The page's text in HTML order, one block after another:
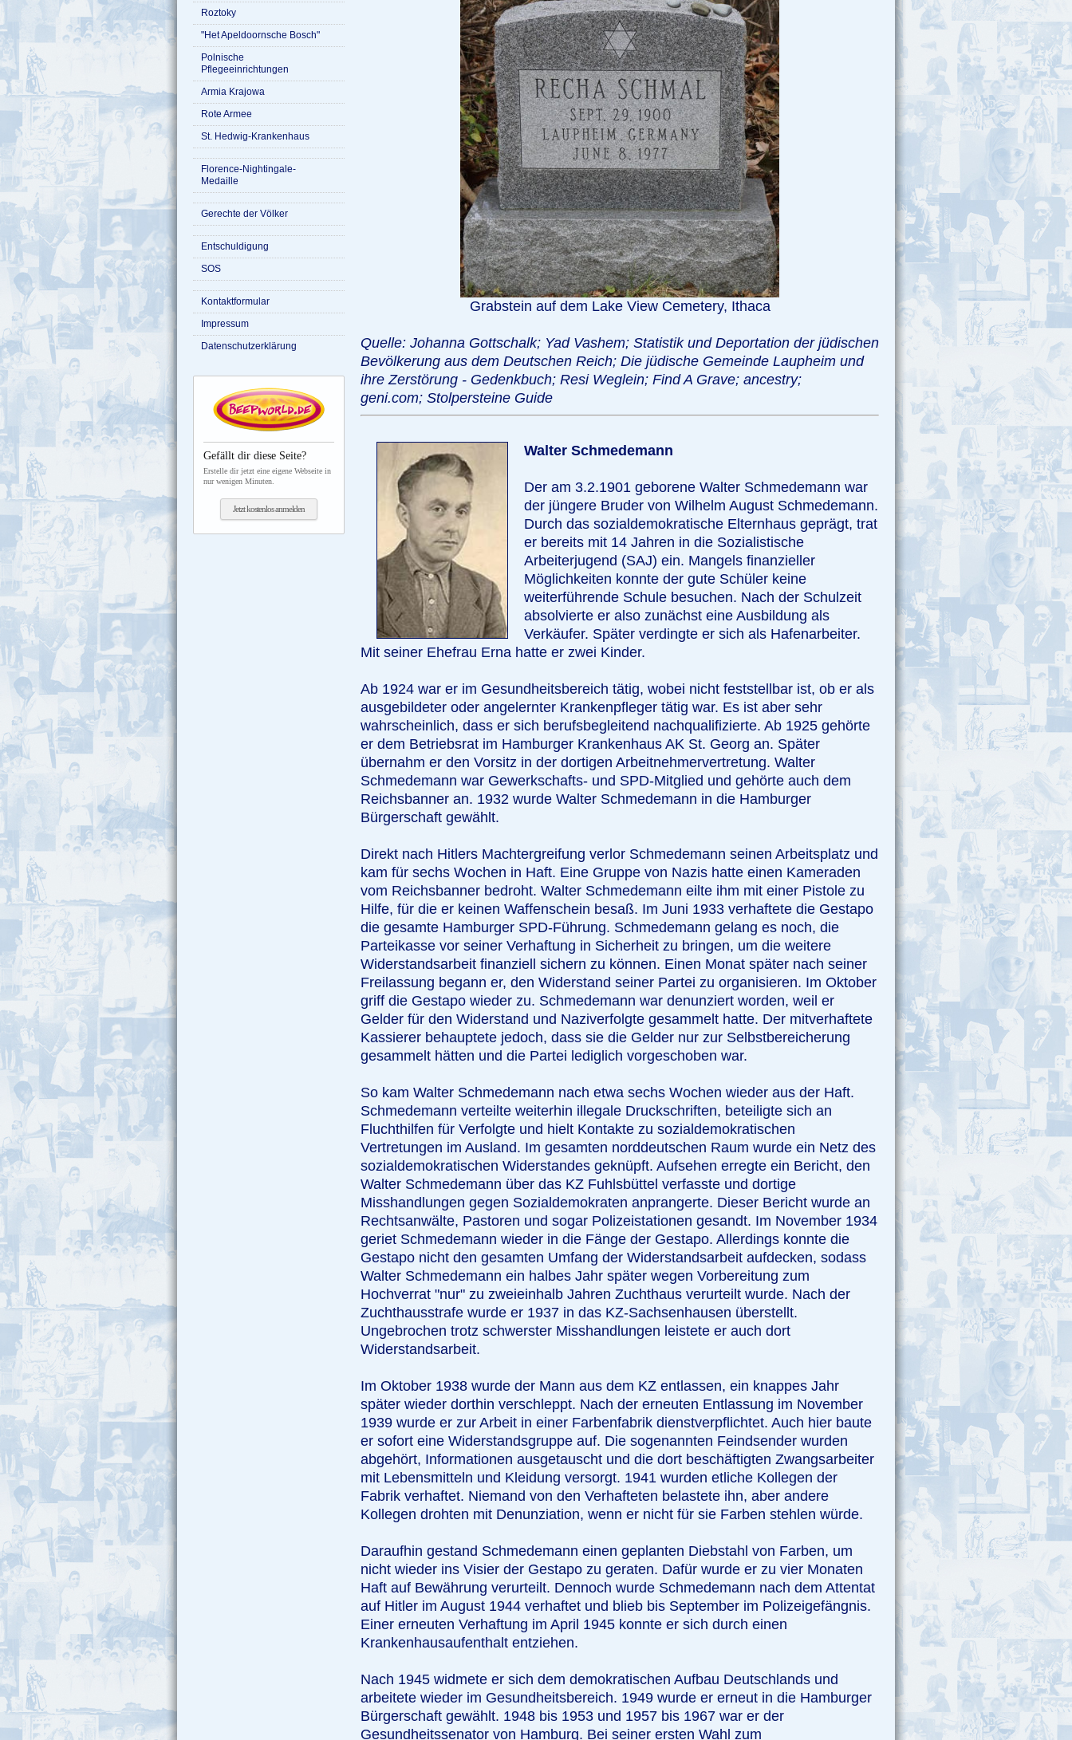
Roztoky
"Het Apeldoornsche Bosch"
Polnische
Pflegeeinrichtungen
Armia Krajowa
Rote Armee
St. Hedwig-Krankenhaus
Florence-Nightingale-
Medaille
Gerechte der Völker
Entschuldigung
SOS
Kontaktformular
Impressum
Datenschutzerklärung
Gefällt dir diese Seite?
Erstelle dir jetzt eine eigene Webseite in
nur wenigen Minuten.
Jetzt kostenlos anmelden
Grabstein auf dem Lake View Cemetery, Ithaca
Quelle: Johanna Gottschalk; Yad Vashem; Statistik und Deportation der jüdischen
Bevölkerung aus dem Deutschen Reich; Die jüdische Gemeinde Laupheim und
ihre Zerstörung - Gedenkbuch; Resi Weglein; Find A Grave; ancestry;
geni.com; Stolpersteine Guide
Walter Schmedemann
Der am 3.2.1901 geborene Walter Schmedemann war
der jüngere Bruder von Wilhelm August Schmedemann.
Durch das sozialdemokratische Elternhaus geprägt, trat
er bereits mit 14 Jahren in die Sozialistische
Arbeiterjugend (SAJ) ein. Mangels finanzieller
Möglichkeiten konnte der gute Schüler keine
weiterführende Schule besuchen. Nach der Schulzeit
absolvierte er also zunächst eine Ausbildung als
Verkäufer. Später verdingte er sich als Hafenarbeiter.
Mit seiner Ehefrau Erna hatte er zwei Kinder.
Ab 1924 war er im Gesundheitsbereich tätig, wobei nicht feststellbar ist, ob er als
ausgebildeter oder angelernter Krankenpfleger tätig war. Es ist aber sehr
wahrscheinlich, dass er sich berufsbegleitend nachqualifizierte. Ab 1925 gehörte
er dem Betriebsrat im Hamburger Krankenhaus AK St. Georg an. Später
übernahm er den Vorsitz in der dortigen Arbeitnehmervertretung. Walter
Schmedemann war Gewerkschafts- und SPD-Mitglied und gehörte auch dem
Reichsbanner an. 1932 wurde Walter Schmedemann in die Hamburger
Bürgerschaft gewählt.
Direkt nach Hitlers Machtergreifung verlor Schmedemann seinen Arbeitsplatz und
kam für sechs Wochen in Haft. Eine Gruppe von Nazis hatte einen Kameraden
vom Reichsbanner bedroht. Walter Schmedemann eilte ihm mit einer Pistole zu
Hilfe, für die er keinen Waffenschein besaß. Im Juni 1933 verhaftete die Gestapo
die gesamte Hamburger SPD-Führung. Schmedemann gelang es noch, die
Parteikasse vor seiner Verhaftung in Sicherheit zu bringen, um die weitere
Widerstandsarbeit finanziell sichern zu können. Einen Monat später nach seiner
Freilassung begann er, den Widerstand seiner Partei zu organisieren. Im Oktober
griff die Gestapo wieder zu. Schmedemann war denunziert worden, weil er
Gelder für den Widerstand und Naziverfolgte gesammelt hatte. Der mitverhaftete
Kassierer behauptete jedoch, dass sie die Gelder nur zur Selbstbereicherung
gesammelt hätten und die Partei lediglich vorgeschoben war.
So kam Walter Schmedemann nach etwa sechs Wochen wieder aus der Haft.
Schmedemann verteilte weiterhin illegale Druckschriften, beteiligte sich an
Fluchthilfen für Verfolgte und hielt Kontakte zu sozialdemokratischen
Vertretungen im Ausland. Im gesamten norddeutschen Raum wurde ein Netz des
sozialdemokratischen Widerstandes geknüpft. Aufsehen erregte ein Bericht, den
Walter Schmedemann über das KZ Fuhlsbüttel verfasste und dortige
Misshandlungen gegen Sozialdemokraten anprangerte. Dieser Bericht wurde an
Rechtsanwälte, Pastoren und sogar Polizeistationen gesandt. Im November 1934
geriet Schmedemann wieder in die Fänge der Gestapo. Allerdings konnte die
Gestapo nicht den gesamten Umfang der Widerstandsarbeit aufdecken, sodass
Walter Schmedemann ein halbes Jahr später wegen Vorbereitung zum
Hochverrat "nur" zu zweieinhalb Jahren Zuchthaus verurteilt wurde. Nach der
Zuchthausstrafe wurde er 1937 in das KZ-Sachsenhausen überstellt.
Ungebrochen trotz schwerster Misshandlungen leistete er auch dort
Widerstandsarbeit.
Im Oktober 1938 wurde der Mann aus dem KZ entlassen, ein knappes Jahr
später wieder dorthin verschleppt. Nach der erneuten Entlassung im November
1939 wurde er zur Arbeit in einer Farbenfabrik dienstverpflichtet. Auch hier baute
er sofort eine Widerstandsgruppe auf. Die sogenannten Feindsender wurden
abgehört, Informationen ausgetauscht und die dort beschäftigten Zwangsarbeiter
mit Lebensmitteln und Kleidung versorgt. 1941 wurden etliche Kollegen der
Fabrik verhaftet. Niemand von den Verhafteten belastete ihn, aber andere
Kollegen drohten mit Denunziation, wenn er nicht für sie Farben stehlen würde.
Daraufhin gestand Schmedemann einen geplanten Diebstahl von Farben, um
nicht wieder ins Visier der Gestapo zu geraten. Dafür wurde er zu vier Monaten
Haft auf Bewährung verurteilt. Dennoch wurde Schmedemann nach dem Attentat
auf Hitler im August 1944 verhaftet und blieb bis September im Polizeigefängnis.
Einer erneuten Verhaftung im April 1945 konnte er sich durch einen
Krankenhausaufenthalt entziehen.
Nach 1945 widmete er sich dem demokratischen Aufbau Deutschlands und
arbeitete wieder im Gesundheitsbereich. 1949 wurde er erneut in die Hamburger
Bürgerschaft gewählt. 1948 bis 1953 und 1957 bis 1967 war er der
Gesundheitssenator von Hamburg. Bei seiner ersten Wahl zum